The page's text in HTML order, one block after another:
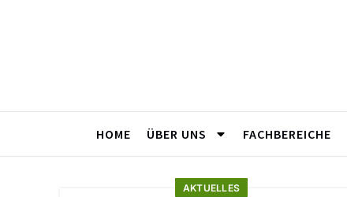
HOME ÜBER UNS FACHBEREICHE
AKTUELLES